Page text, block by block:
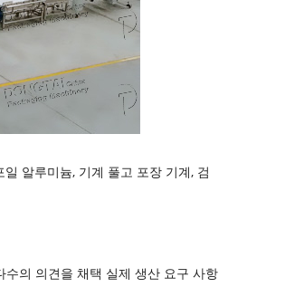
알루미늄, 기계 풀고 포장 기계, 검
의 의견을 채택 실제 생산 요구 사항